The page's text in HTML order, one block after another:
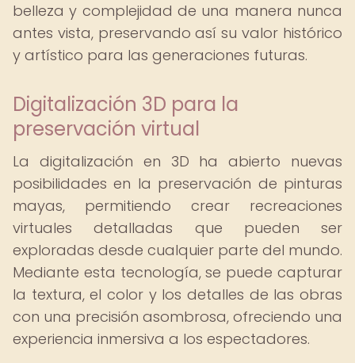
belleza y complejidad de una manera nunca
antes vista, preservando así su valor histórico
y artístico para las generaciones futuras.
Digitalización 3D para la
preservación virtual
La digitalización en 3D ha abierto nuevas
posibilidades en la preservación de pinturas
mayas, permitiendo crear recreaciones
virtuales detalladas que pueden ser
exploradas desde cualquier parte del mundo.
Mediante esta tecnología, se puede capturar
la textura, el color y los detalles de las obras
con una precisión asombrosa, ofreciendo una
experiencia inmersiva a los espectadores.